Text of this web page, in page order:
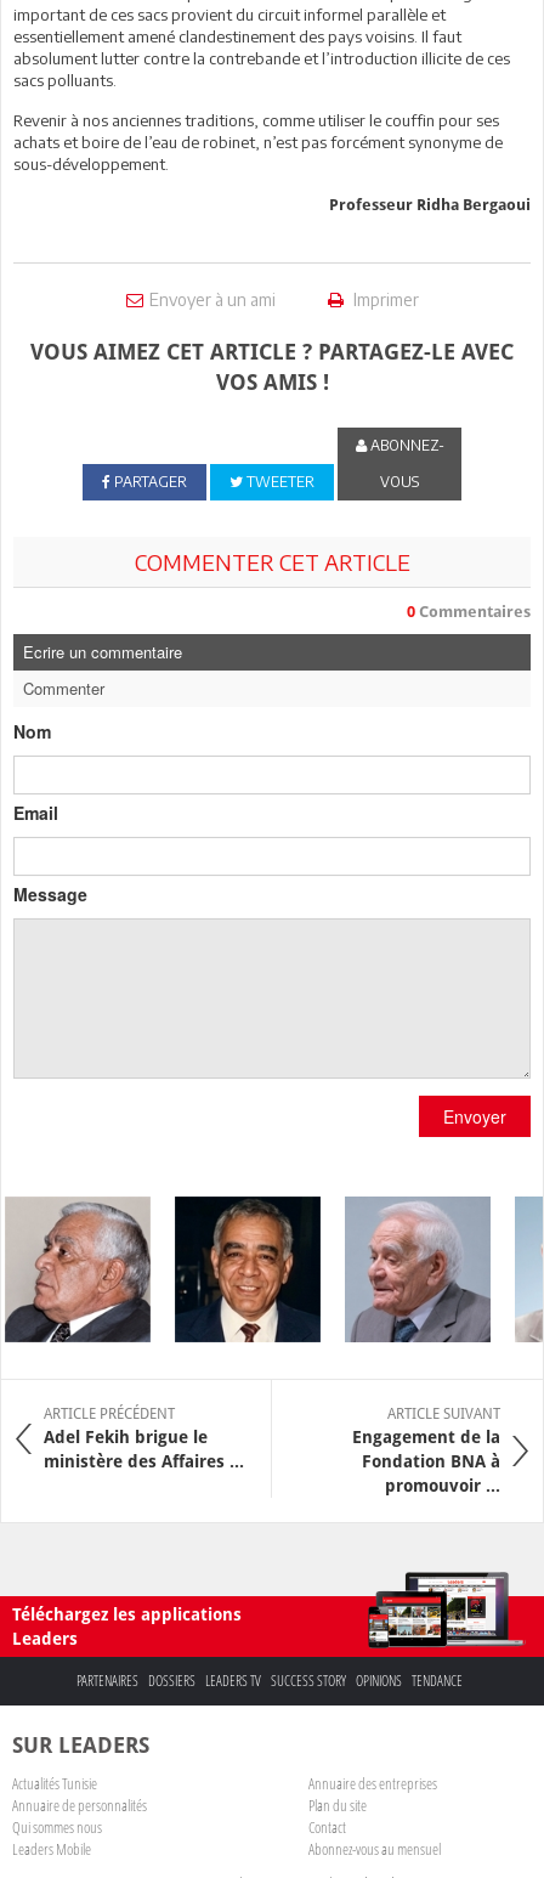
important de ces sacs provient du circuit informel parallèle et
essentiellement amené clandestinement des pays voisins. Il faut
absolument lutter contre la contrebande et l’introduction illicite de ces
sacs polluants.
Revenir à nos anciennes traditions, comme utiliser le couffin pour ses
achats et boire de l’eau de robinet, n’est pas forcément synonyme de
sous-développement.
Professeur Ridha Bergaoui
Envoyer à un ami Imprimer
VOUS AIMEZ CET ARTICLE ? PARTAGEZ-LE AVEC
VOS AMIS !
PARTAGER TWEETER
ABONNEZ-
VOUS
COMMENTER CET ARTICLE
0 Commentaires
Ecrire un commentaire
Commenter
Nom
Email
Message
Envoyer
ARTICLE PRÉCÉDENT
Adel Fekih brigue le
ministère des Affaires ...
ARTICLE SUIVANT
Engagement de la
Fondation BNA à
promouvoir ...
Téléchargez les applications
Leaders
PARTENAIRES DOSSIERS LEADERS TV SUCCESS STORY OPINIONS TENDANCE
SUR LEADERS
Actualités Tunisie
Annuaire des entreprises
Annuaire de personnalités
Plan du site
Qui sommes nous
Contact
Leaders Mobile
Abonnez-vous au mensuel